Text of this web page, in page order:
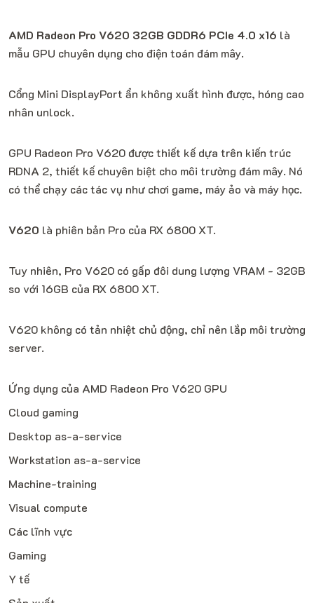
AMD Radeon Pro V620 32GB GDDR6 PCIe 4.0 x16 là
mẫu GPU chuyên dụng cho điện toán đám mây.
Cổng Mini DisplayPort ẩn không xuất hình được, hóng cao
nhân unlock.
GPU Radeon Pro V620 được thiết kế dựa trên kiến ​​trúc
RDNA 2, thiết kế chuyên biệt cho môi trường đám mây. Nó
có thể chạy các tác vụ như chơi game, máy ảo và máy học.
V620 là phiên bản Pro của RX 6800 XT.
Tuy nhiên, Pro V620 có gấp đôi dung lượng VRAM - 32GB
so với 16GB của RX 6800 XT.
V620 không có tản nhiệt chủ động, chỉ nên lắp môi trường
server.
Ứng dụng của AMD Radeon Pro V620 GPU
Cloud gaming
Desktop as-a-service
Workstation as-a-service
Machine-training
Visual compute
Các lĩnh vực
Gaming
Y tế